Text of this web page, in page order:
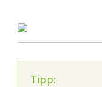
Tipp: